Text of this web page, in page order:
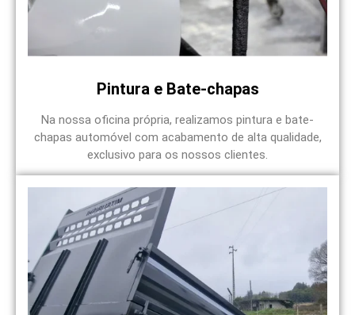
Pintura e Bate-chapas
Na nossa oficina própria, realizamos pintura e bate-
chapas automóvel com acabamento de alta qualidade,
exclusivo para os nossos clientes.